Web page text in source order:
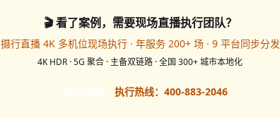
🎬 看了案例，需要现场直播执行团队？
摄行直播 4K 多机位现场执行 · 年服务 200+ 场 · 9 平台同步分发
4K HDR · 5G 聚合 · 主备双链路 · 全国 300+ 城市本地化
执行热线：400-883-2046